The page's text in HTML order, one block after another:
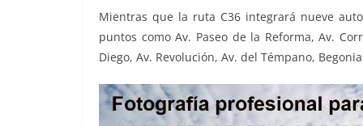
Mientras que la ruta C36 integrará nueve
puntos como Av. Paseo de la Reforma, Av.
Diego, Av. Revolución, Av. del Témpano,